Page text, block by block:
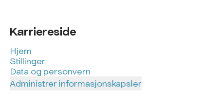
Karriereside
Hjem
Stillinger
Data og personvern
Administrer informasjonskapsler